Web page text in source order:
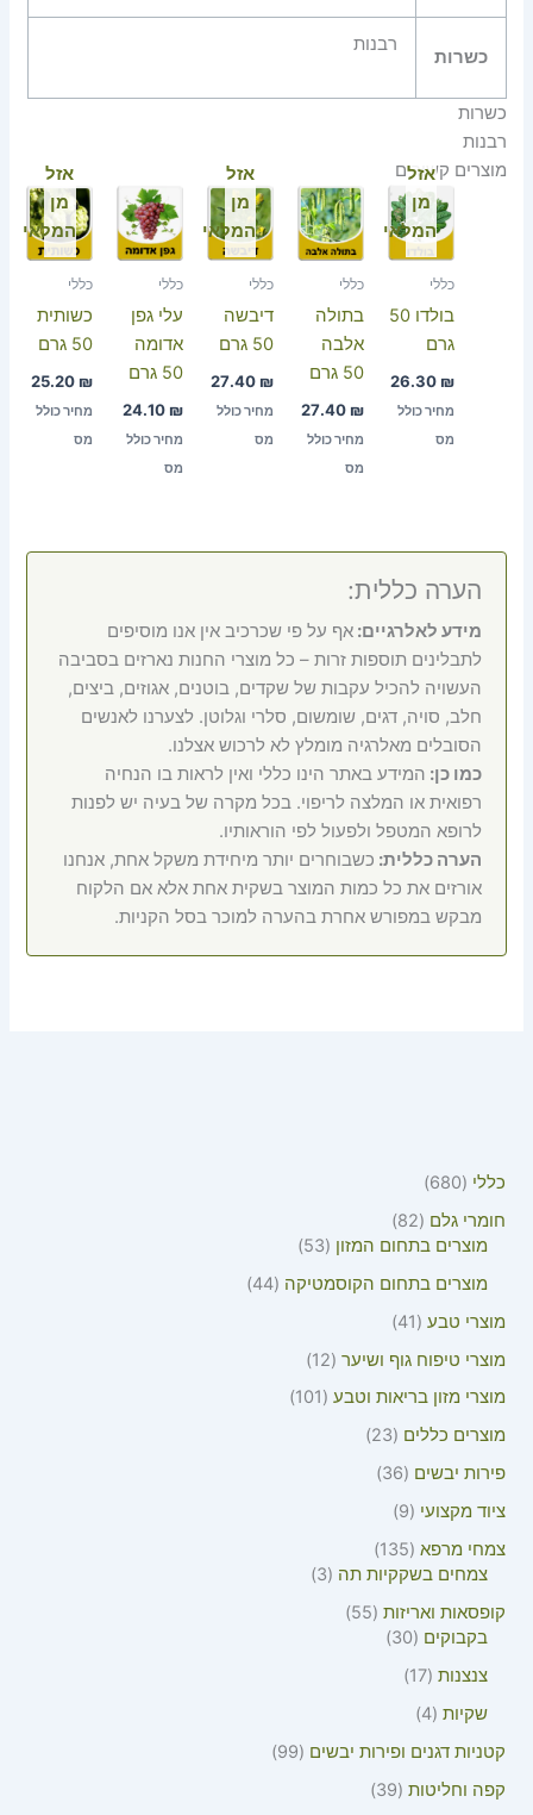
כללי
680
חומרי גלם
82
מוצרים בתחום המזון
53
מוצרים בתחום הקוסמטיקה 44
מוצרי טבע
41
מוצרי טיפוח גוף ושיער 12
מוצרי מזון בריאות וטבע
101
מוצרים כללים
23
פירות יבשים
36
ציוד מקצועי
9
צמחי מרפא 135
צמחים בשקקיות תה
3
קופסאות ואריזות 55
בקבוקים
30
צנצנות 17
שקיות 4
קטניות דגנים ופירות יבשים
99
קפה וחליטות 39
כשרות
רבנות
כשרות
רבנות
מוצרים קשורים
אזל
מן
המלאי
כללי
בולדו 50
גרם
26.30 ₪
מחיר כולל
מס
כללי
בתולה
אלבה
50 גרם
27.40 ₪
מחיר כולל
מס
אזל
מן
המלאי
כללי
דיבשה
50 גרם
27.40 ₪
מחיר כולל
מס
כללי
עלי גפן
אדומה
50 גרם
24.10 ₪
מחיר כולל
מס
אזל
מן
המלאי
כללי
כשותית
50 גרם
25.20 ₪
מחיר כולל
מס
הערה כללית:
מידע לאלרגיים:אף על פי שכרכיב אין אנו מוסיפים
לתבלינים תוספות זרות – כל מוצרי החנות נארזים בסביבה
העשויה להכיל עקבות של שקדים, בוטנים, אגוזים, ביצים,
חלב, סויה, דגים, שומשום, סלרי וגלוטן. לצערנו לאנשים
הסובלים מאלרגיה מומלץ לא לרכוש אצלנו.
כמו כן: המידע באתר הינו כללי ואין לראות בו הנחיה
רפואית או המלצה לריפוי. בכל מקרה של בעיה יש לפנות
לרופא המטפל ולפעול לפי הוראותיו.
הערה כללית: כשבוחרים יותר מיחידת משקל אחת, אנחנו
אורזים את כל כמות המוצר בשקית אחת אלא אם הלקוח
מבקש במפורש אחרת בהערה למוכר בסל הקניות.